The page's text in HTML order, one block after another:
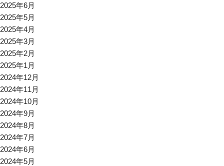
2025年6月
2025年5月
2025年4月
2025年3月
2025年2月
2025年1月
2024年12月
2024年11月
2024年10月
2024年9月
2024年8月
2024年7月
2024年6月
2024年5月